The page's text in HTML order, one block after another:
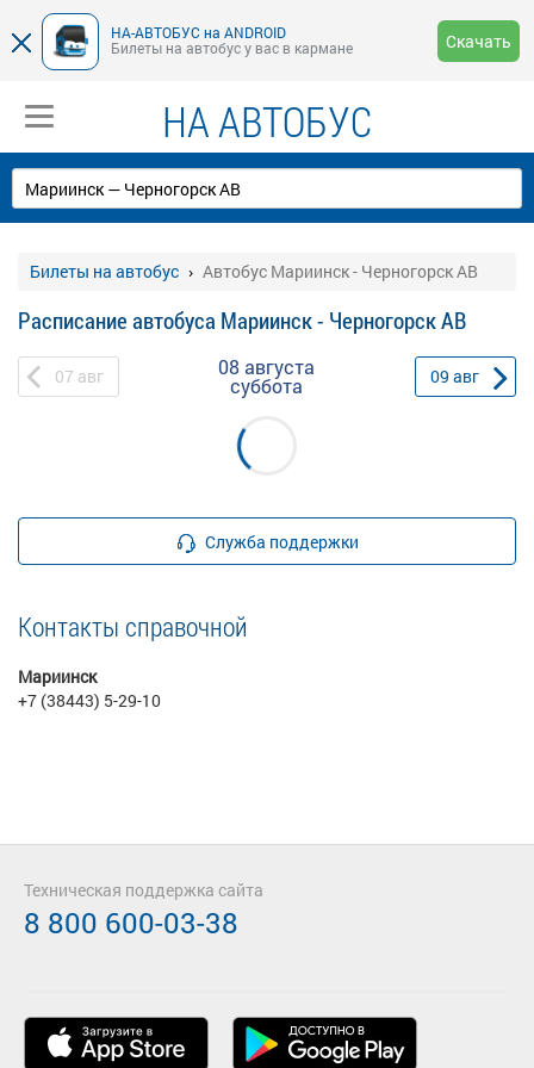
НА-АВТОБУС на ANDROID
Билеты на автобус у вас в кармане
Скачать
НА АВТОБУС
Билеты на автобус Автобус Мариинск - Черногорск АВ
Расписание автобуса Мариинск - Черногорск АВ
07 авг 08 августа
суббота 09 авг
Служба поддержки
Контакты справочной
Мариинск
+7 (38443) 5-29-10
Техническая поддержка сайта
8 800 600-03-38